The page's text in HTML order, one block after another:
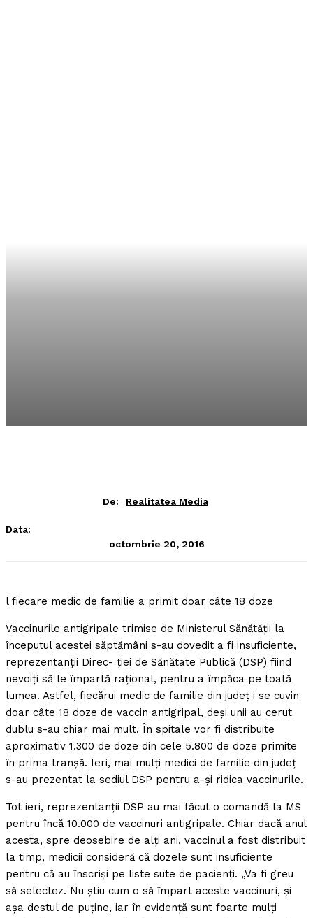
De: Realitatea Media
Data:
octombrie 20, 2016
l fiecare medic de familie a primit doar câte 18 doze
Vaccinurile antigripale trimise de Ministerul Sănătăţii la
începutul acestei săptămâni s-au dovedit a fi insuficiente,
reprezentanţii Direc- ţiei de Sănătate Publică (DSP) fiind
nevoiţi să le împartă raţional, pentru a împăca pe toată
lumea. Astfel, fiecărui medic de familie din judeţ i se cuvin
doar câte 18 doze de vaccin antigripal, deşi unii au cerut
dublu s-au chiar mai mult. În spitale vor fi distribuite
aproximativ 1.300 de doze din cele 5.800 de doze primite
în prima tranşă. Ieri, mai mulţi medici de familie din judeţ
s-au prezentat la sediul DSP pentru a-şi ridica vaccinurile.
Tot ieri, reprezentanţii DSP au mai făcut o comandă la MS
pentru încă 10.000 de vaccinuri antigripale. Chiar dacă anul
acesta, spre deosebire de alţi ani, vaccinul a fost distribuit
la timp, medicii consideră că dozele sunt insuficiente
pentru că au înscrişi pe liste sute de pacienţi. „Va fi greu
să selectez. Nu ştiu cum o să împart aceste vaccinuri, şi
aşa destul de puţine, iar în evidenţă sunt foarte mulţi